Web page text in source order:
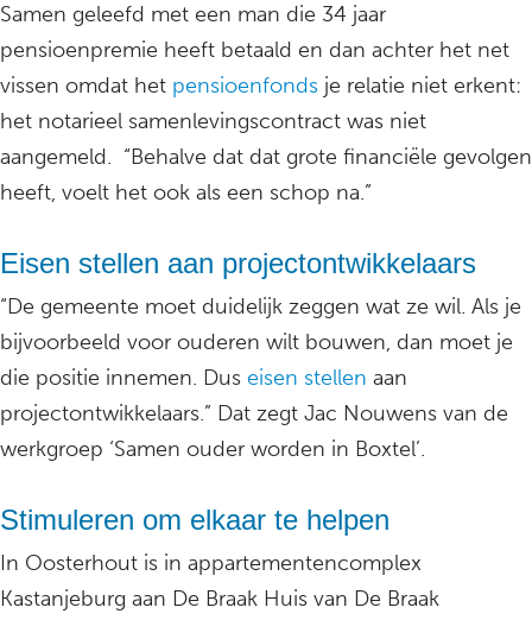
Samen geleefd met een man die 34 jaar
pensioenpremie heeft betaald en dan achter het net
vissen omdat het pensioenfonds je relatie niet erkent:
het notarieel samenlevingscontract was niet
aangemeld. “Behalve dat dat grote financiële gevolgen
heeft, voelt het ook als een schop na.”
Eisen stellen aan projectontwikkelaars
“De gemeente moet duidelijk zeggen wat ze wil. Als je
bijvoorbeeld voor ouderen wilt bouwen, dan moet je
die positie innemen. Dus eisen stellen aan
projectontwikkelaars.” Dat zegt Jac Nouwens van de
werkgroep ‘Samen ouder worden in Boxtel’.
Stimuleren om elkaar te helpen
In Oosterhout is in appartementencomplex
Kastanjeburg aan De Braak Huis van De Braak